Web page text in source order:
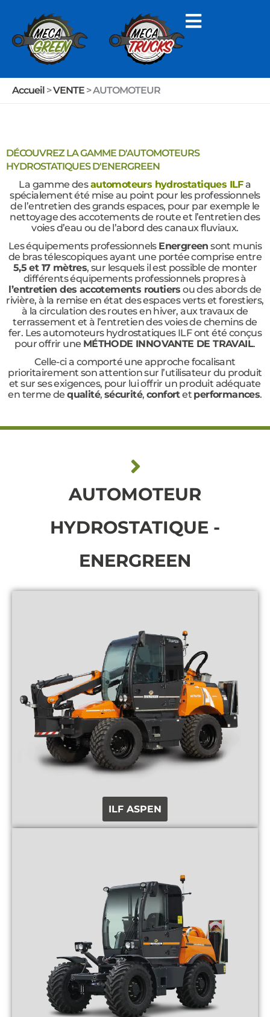
Accueil >VENTE >AUTOMOTEUR
DÉCOUVREZ LA GAMME D'AUTOMOTEURS
HYDROSTATIQUES D'ENERGREEN
La gamme desautomoteurs hydrostatiques ILFa
spécialement été mise au point pour les professionnels
de l’entretien des grands espaces, pour par exemple le
nettoyage des accotements de route et l’entretien des
voies d’eau ou de l’abord des canaux fluviaux.
Les équipements professionnels Energreen sont munis
de bras télescopiques ayant une portée comprise entre
5,5 et 17 mètres, sur lesquels il est possible de monter
différents équipements professionnels propres à
l’entretien des accotements routiers ou des abords de
rivière, à la remise en état des espaces verts et forestiers,
à la circulation des routes en hiver, aux travaux de
terrassement et à l’entretien des voies de chemins de
fer. Les automoteurs hydrostatiques ILF ont été conçus
pour offrir une MÉTHODE INNOVANTE DE TRAVAIL.
Celle-ci a comporté une approche focalisant
prioritairement son attention sur l’utilisateur du produit
et sur ses exigences, pour lui offrir un produit adéquate
en terme dequalité, sécurité, confortet performances.
AUTOMOTEUR
HYDROSTATIQUE -
ENERGREEN
ILF ASPEN